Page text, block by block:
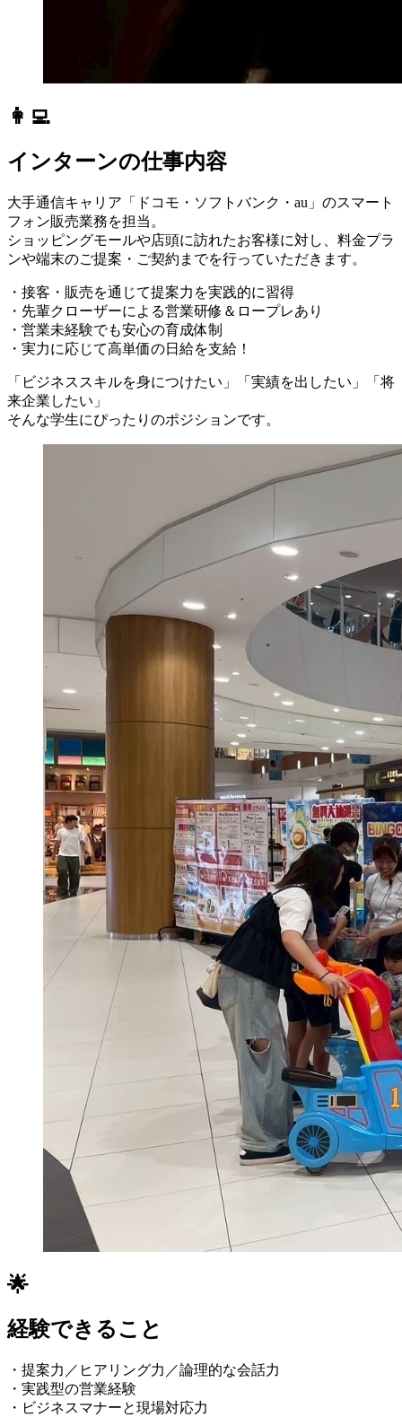
👩‍💻
インターンの仕事内容
大手通信キャリア「ドコモ・ソフトバンク・au」のスマート
フォン販売業務を担当。
ショッピングモールや店頭に訪れたお客様に対し、料金プラ
ンや端末のご提案・ご契約までを行っていただきます。
・接客・販売を通じて提案力を実践的に習得
・先輩クローザーによる営業研修＆ロープレあり
・営業未経験でも安心の育成体制
・実力に応じて高単価の日給を支給！
「ビジネススキルを身につけたい」「実績を出したい」「将
来企業したい」
そんな学生にぴったりのポジションです。
🌟
経験できること
・提案力／ヒアリング力／論理的な会話力
・実践型の営業経験
・ビジネスマナーと現場対応力